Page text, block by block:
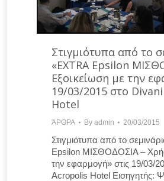
Στιγμιότυπα από το
«EXTRA Epsilon
Εξοικείωση με την
19/03/2015 στο
Hotel
ΆΡΘΡΑ By admin 20/03/2015
Στιγμιότυπα από το
Epsilon ΜΙΣΘΟΔΟΣΙΑ –
την εφαρμογή» στις 19/03/
Acropolis Hotel Εισηγητής: